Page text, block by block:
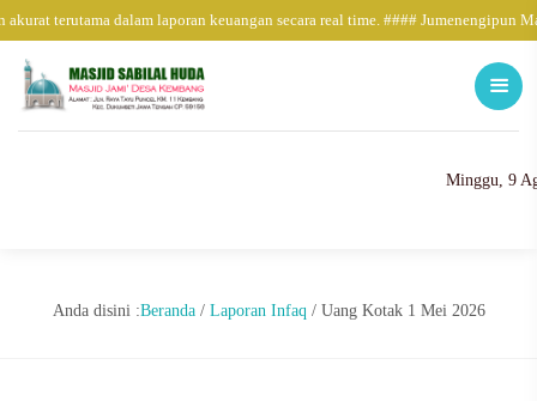
terutama dalam laporan keuangan secara real time. ####
Minggu, 9
Anda disini :Beranda/ Laporan Infaq / Uang Kotak 1 Mei 2026